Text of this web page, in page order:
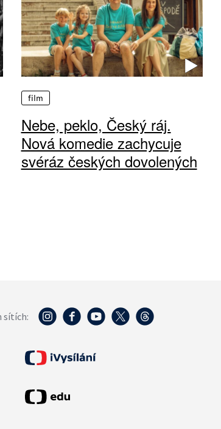
film
Nebe, peklo, Český ráj.
Nová komedie zachycuje
svéráz českých dovolených
sítích: